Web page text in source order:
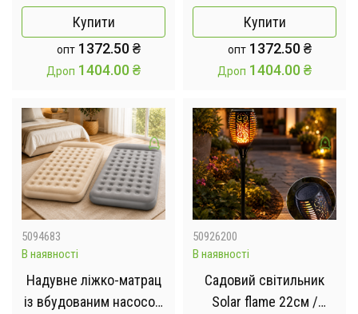
насосом / Двомісний
самонадувний матрац
190х135х36см
Купити
опт 1372.50₴
Дроп 1404.00₴
насосом / Двомісний
самонадувний матрац
190х135х36см
Купити
опт 1372.50₴
Дроп 1404.00₴
5094683
В наявності
Надувне ліжко-матрац
із вбудованим насосом
50926200
В наявності
Садовий світильник
Solar flame 22см /